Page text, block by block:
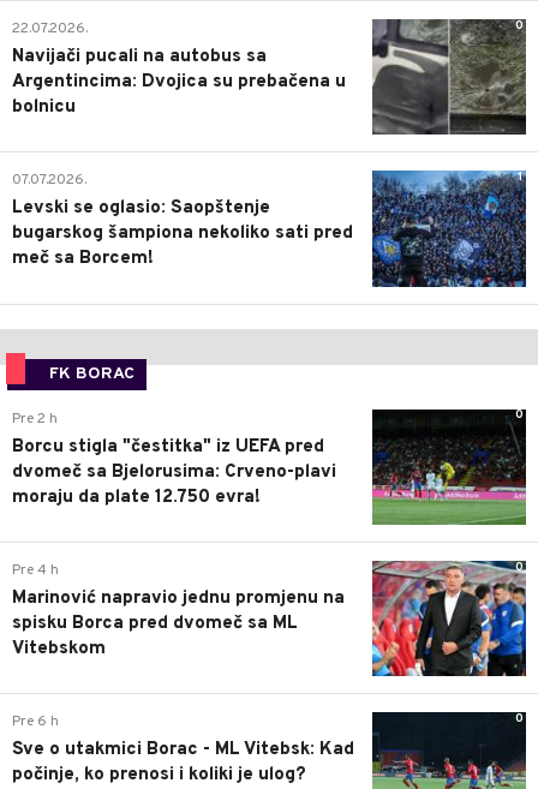
0
22.07.2026.
Navijači pucali na autobus sa
Argentincima: Dvojica su prebačena u
bolnicu
1
07.07.2026.
Levski se oglasio: Saopštenje
bugarskog šampiona nekoliko sati pred
meč sa Borcem!
FK BORAC
0
Pre 2 h
Borcu stigla "čestitka" iz UEFA pred
dvomeč sa Bjelorusima: Crveno-plavi
moraju da plate 12.750 evra!
0
Pre 4 h
Marinović napravio jednu promjenu na
spisku Borca pred dvomeč sa ML
Vitebskom
0
Pre 6 h
Sve o utakmici Borac - ML Vitebsk: Kad
počinje, ko prenosi i koliki je ulog?